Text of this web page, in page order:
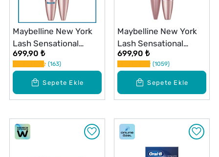
Sepete Ekle
Maybelline New York
Lash Sensational
Yelpaze Etkili Suya
Dayanıklı Maskara
Siyah
699,90 ₺
163
Sepete Ekle
Maybelline New York
Lash Sensational
Yelpaze Etkili Maskara
Siyah
699,90 ₺
1059